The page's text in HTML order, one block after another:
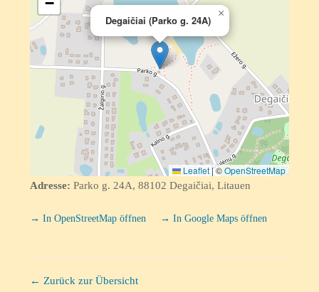
Degaičiai (Parko g. 24A)
×
Leaflet|©OpenStreetMap
Adresse: Parko g. 24A, 88102 Degaičiai, Litauen
→ In OpenStreetMap öffnen → In Google Maps öffnen
← Zurück zur Übersicht